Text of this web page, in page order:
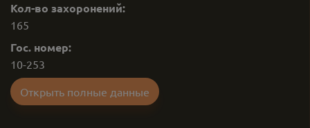
Кол-во захоронений:
165
Гос. номер:
10-253
Открыть полные данные